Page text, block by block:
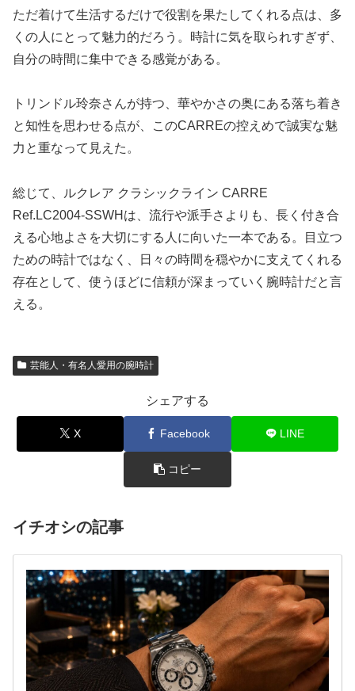
ただ着けて生活するだけで役割を果たしてくれる点は、多
くの人にとって魅力的だろう。時計に気を取られすぎず、
自分の時間に集中できる感覚がある。
トリンドル玲奈さんが持つ、華やかさの奥にある落ち着き
と知性を思わせる点が、このCARREの控えめで誠実な魅
力と重なって見えた。
総じて、ルクレア クラシックライン CARRE
Ref.LC2004-SSWHは、流行や派手さよりも、長く付き合
える心地よさを大切にする人に向いた一本である。目立つ
ための時計ではなく、日々の時間を穏やかに支えてくれる
存在として、使うほどに信頼が深まっていく腕時計だと言
える。
芸能人・有名人愛用の腕時計
シェアする
X Facebook LINE
コピー
イチオシの記事